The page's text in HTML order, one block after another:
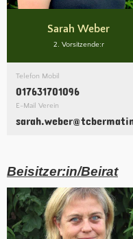
Sarah Weber
2. Vorsitzende:r
Telefon Mobil
017631701096
E-Mail Verein
Beisitzer:in/Beirat